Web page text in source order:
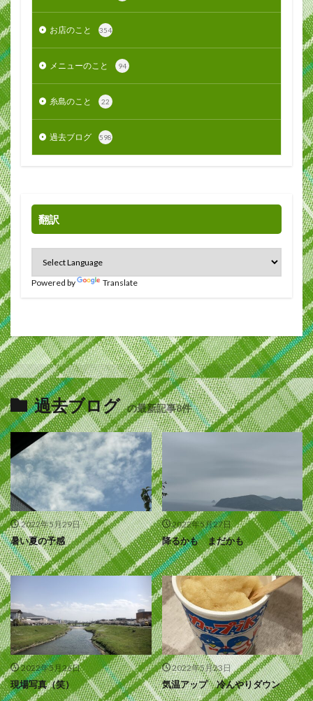
お店のこと 354
メニューのこと 94
糸島のこと 22
過去ブログ 598
翻訳
Powered by Translate
過去ブログ の最新記事8件
2022年5月29日
暑い夏の予感
2022年5月27日
降るかも まだかも
2022年5月26日
現場写真（笑）
2022年5月23日
気温アップ 冷んやりダウン